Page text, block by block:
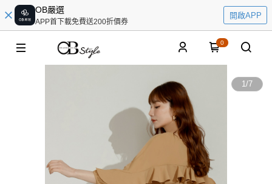
OB嚴選
APP首下載免費送200折價券
開啟APP
0
1/7